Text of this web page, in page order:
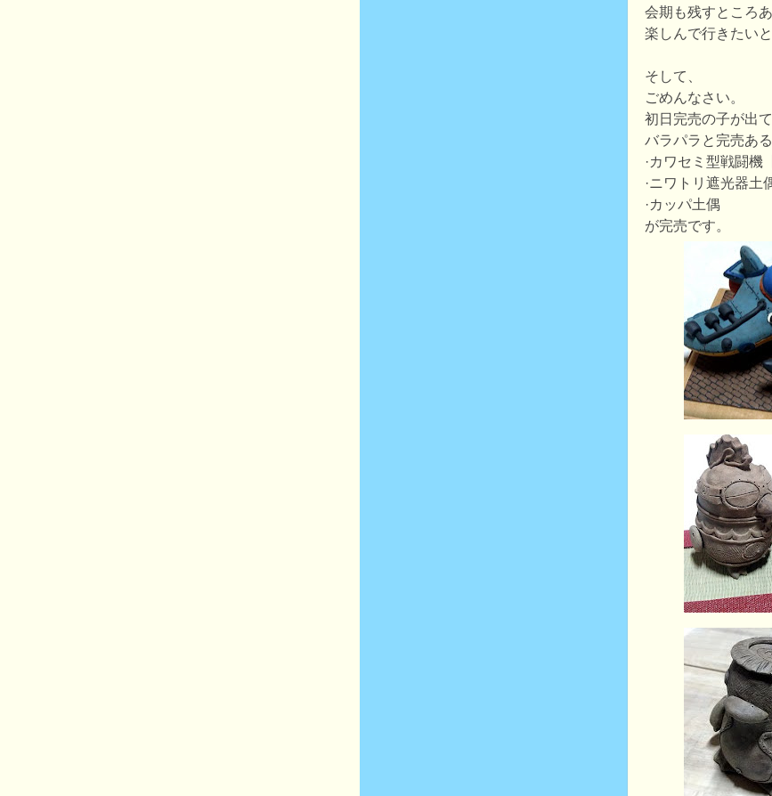
会期も残すところあ
楽しんで行きたいと
そして、
ごめんなさい。
初日完売の子が出て
バラパラと完売あ
·カワセミ型戦闘機
·ニワトリ遮光器土
·カッパ土偶
が完売です。